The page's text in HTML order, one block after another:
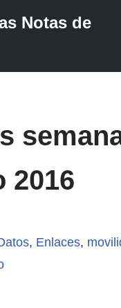
Notas de
2016
, Enlaces,